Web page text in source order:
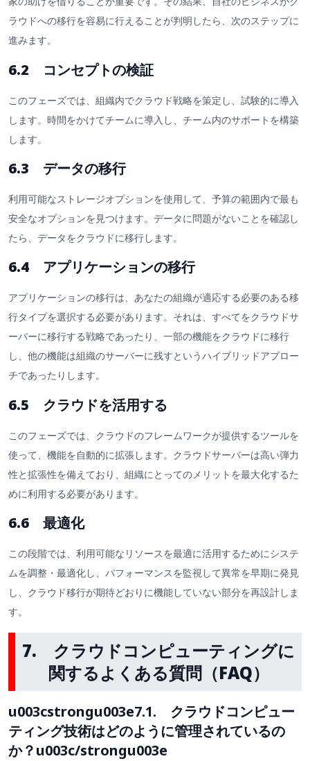
ラウドへの移行を容易に行えることが判明したら、次のステップに
進みます。
6.2 コンセプトの検証
このフェーズでは、組織内でクラウド戦略を策定し、試験的に導入
します。時間をかけてチームに導入し、チーム内のサポートを構築
します。
6.3 データの移行
利用可能なストレージオプションを使用して、予算の範囲内で最も
安全なオプションを見つけます。データに問題がないことを確認し
たら、データをクラウドに移行します。
6.4 アプリケーションの移行
アプリケーションの移行は、あなたの組織が適応する必要のある移
行タイプを選択する必要があります。それは、すべてをクラウドサ
ーバーに移行する戦略であったり、一部の機能をクラウドに移行
し、他の機能は組織のサーバーに残すというハイブリッドアプロー
チであったりします。
6.5 クラウドを活用する
このフェーズでは、クラウドのフレームワークが提供するツールを
使って、機能を自動的に拡張します。クラウドサーバーは高い弾力
性と拡張性を備えており、組織にとってのメリットを最大化するた
めに利用する必要があります。
6.6 最適化
この段階では、利用可能なリソースを最適に活用するためにシステ
ムを調整・最適化し、パフォーマンスを監視して異常を早期に発見
し、クラウド移行が期待どおりに機能していない部分を再設計しま
す。
7. クラウドコンピューティングに
関するよくある質問（FAQ）
u003cstrongu003e7.1. クラウドコンピュー
ティング技術はどのように管理されているの
か？u003c/strongu003e